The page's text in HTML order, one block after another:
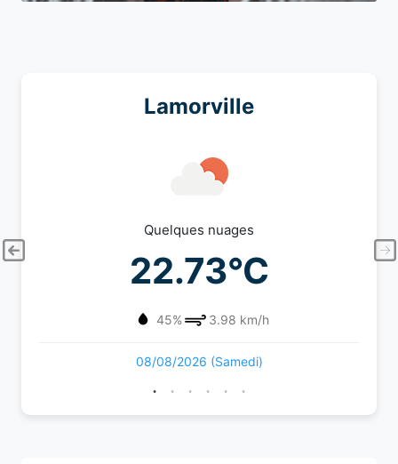
Lamorville
Quelques nuages
22.73°C
45% 3.98 km/h
08/08/2026 (Samedi)